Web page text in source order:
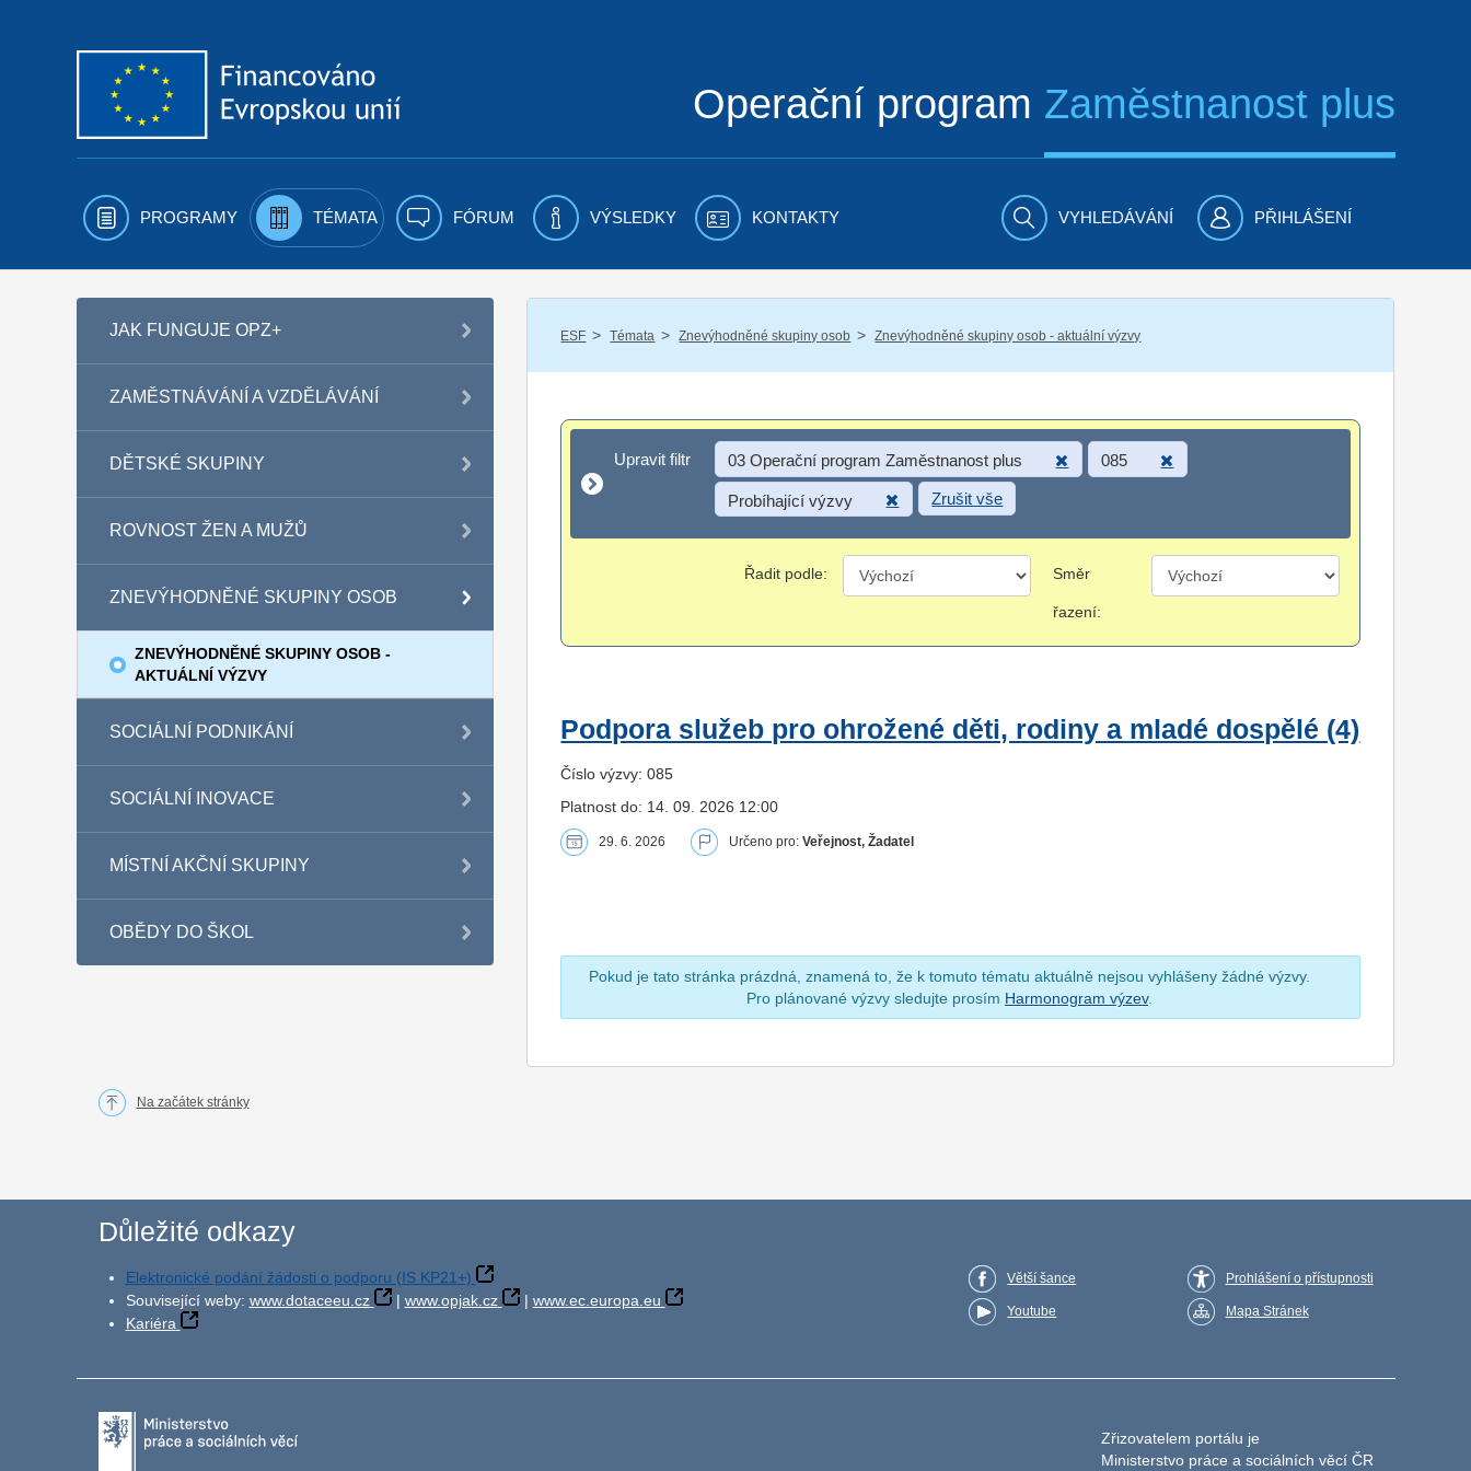
Operační program Zaměstnanost plus
PROGRAMY TÉMATA FÓRUM VÝSLEDKY KONTAKTY VYHLEDÁVÁNÍ PŘIHLÁŠENÍ
JAK FUNGUJE OPZ+
ZAMĚSTNÁVÁNÍ A VZDĚLÁVÁNÍ
DĚTSKÉ SKUPINY
ROVNOST ŽEN A MUŽŮ
ZNEVÝHODNĚNÉ SKUPINY OSOB
ZNEVÝHODNĚNÉ SKUPINY OSOB -
AKTUÁLNÍ VÝZVY
SOCIÁLNÍ PODNIKÁNÍ
SOCIÁLNÍ INOVACE
MÍSTNÍ AKČNÍ SKUPINY
OBĚDY DO ŠKOL
ESF / Témata / Znevýhodněné skupiny osob / Znevýhodněné skupiny osob - aktuální výzvy
Upravit filtr
Upravit filtr 03 Operační program Zaměstnanost plus 085
Probíhající výzvy Zrušit vše
Řadit podle: Směr
řazení:
Podpora služeb pro ohrožené děti, rodiny a mladé dospělé (4)
Číslo výzvy: 085
Platnost do: 14. 09. 2026 12:00
29. 6. 2026 Určeno pro:Veřejnost, Žadatel
Pokud je tato stránka prázdná, znamená to, že k tomuto tématu aktuálně nejsou vyhlášeny žádné výzvy.
Pro plánované výzvy sledujte prosím Harmonogram výzev.
Na začátek stránky
Důležité odkazy
Elektronické podání žádosti o podporu (IS KP21+)
Související weby: www.dotaceeu.cz | www.opjak.cz | www.ec.europa.eu
Kariéra
Větší šance
Youtube
Prohlášení o přístupnosti
Mapa Stránek
Zřizovatelem portálu je
Ministerstvo práce a sociálních věcí ČR